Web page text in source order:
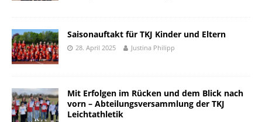
Saisonauftakt für TKJ Kinder und Eltern
28. April 2025 Justina Philipp
Mit Erfolgen im Rücken und dem Blick nach
vorn – Abteilungsversammlung der TKJ
Leichtathletik